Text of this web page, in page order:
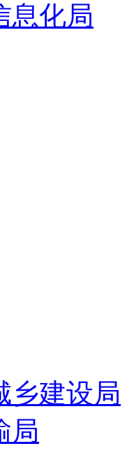
息化局
乡建设局
局